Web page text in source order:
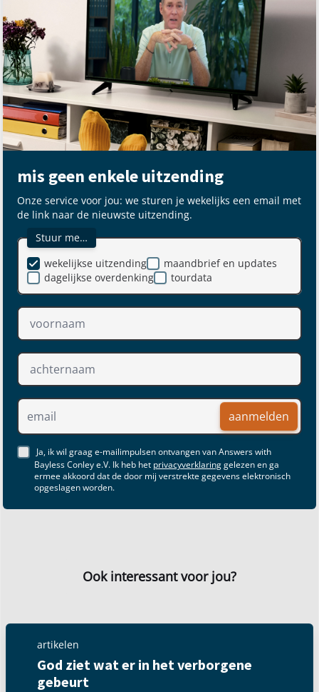
mis geen enkele uitzending
Onze service voor jou: we sturen je wekelijks een email met
de link naar de nieuwste uitzending.
Stuur me…
maandbrief en updates
dagelijkse overdenking
wekelijkse uitzending
tourdata
aanmelden
Ja, ik wil graag e-mailimpulsen ontvangen van Answers with
Bayless Conley e.V. Ik heb het privacyverklaringgelezen en ga
ermee akkoord dat de door mij verstrekte gegevens elektronisch
opgeslagen worden.
Ook interessant voor jou?
artikelen
God ziet wat er in het verborgene
gebeurt